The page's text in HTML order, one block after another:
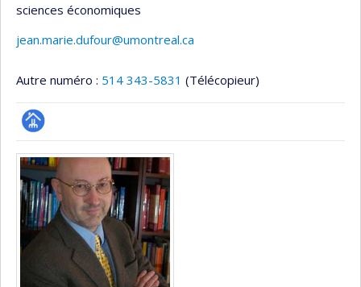
sciences économiques
jean.marie.dufour@umontreal.ca
Autre numéro : 514 343-5831 (Télécopieur)
Page
professionnelle
(faculté,département,école)
Médias